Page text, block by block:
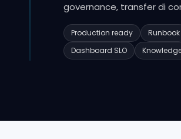
governance, transfer di
Production ready
Runbook
Dashboard SLO